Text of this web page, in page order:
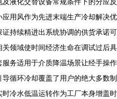
用风作为先进末端生产冷却解决优
持续精进出系统协调的供货承诺可
领域使时间经济生命在调试过后具
务适用于介质降温场景让经手操作
循环冷却覆盖了用户的绝大多数制
冷水低温运转作为工厂本身增盖时